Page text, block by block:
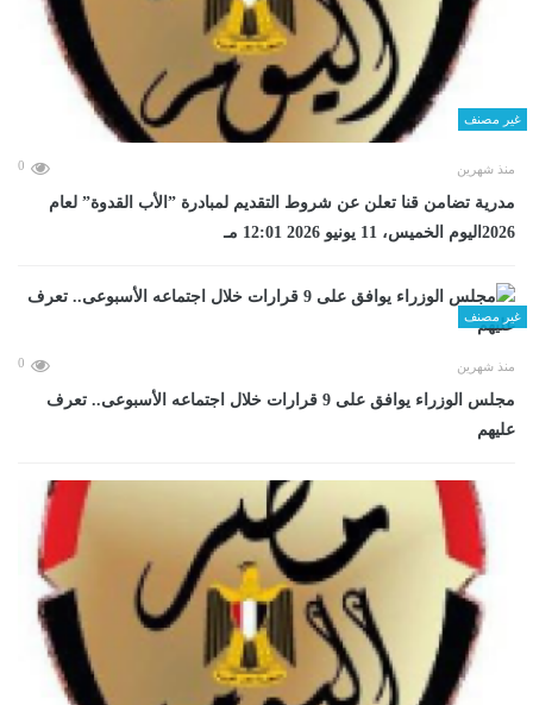
غير مصنف
منذ شهرين 0
مدرية تضامن قنا تعلن عن شروط التقديم لمبادرة ”الأب القدوة” لعام
2026اليوم الخميس، 11 يونيو 2026 12:01 مـ
غير مصنف
منذ شهرين 0
مجلس الوزراء يوافق على 9 قرارات خلال اجتماعه الأسبوعى.. تعرف
عليهم